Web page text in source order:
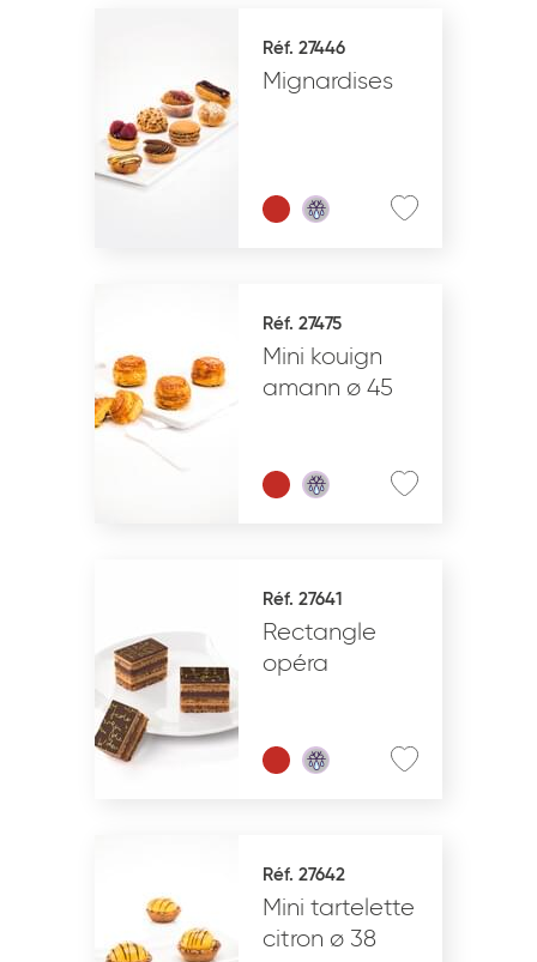
Réf. 27446
Mignardises
Réf. 27475
Mini kouign
amann ø 45
Réf. 27641
Rectangle
opéra
Réf. 27642
Mini tartelette
citron ø 38